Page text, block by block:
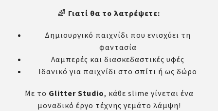
🌈 Γιατί θα το λατρέψετε:
Δημιουργικό παιχνίδι που ενισχύει τη
φαντασία
Λαμπερές και διασκεδαστικές υφές
Ιδανικό για παιχνίδι στο σπίτι ή ως δώρο
Με το Glitter Studio, κάθε slime γίνεται ένα
μοναδικό έργο τέχνης γεμάτο λάμψη!